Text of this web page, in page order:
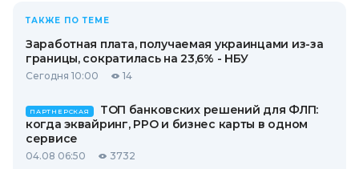
ТАКЖЕ ПО ТЕМЕ
Заработная плата, получаемая украинцами из-за
границы, сократилась на 23,6% - НБУ
Сегодня 10:00 14
ПАРТНЕРСКАЯ
ТОП банковских решений для ФЛП:
когда эквайринг, РРО и бизнес карты в одном
сервисе
04.08 06:50 3732